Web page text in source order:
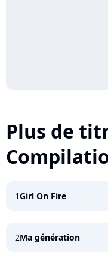
Plus de
1Girl On Fire
2Ma génération